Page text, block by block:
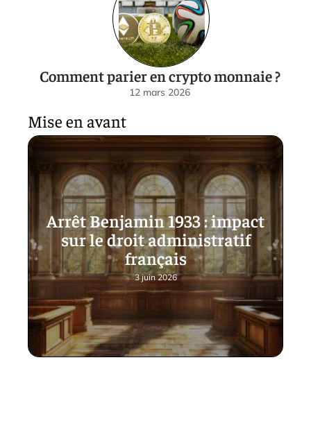
Comment parier en crypto monnaie ?
12 mars 2026
Mise en avant
Arrêt Benjamin 1933 : impact
sur le droit administratif
français
3 juin 2026